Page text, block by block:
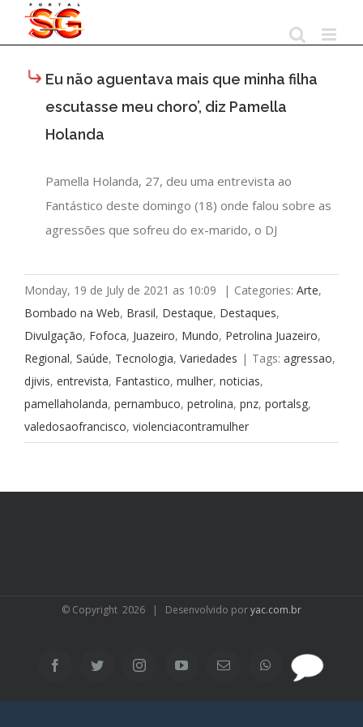
Eu não aguentava mais que minha filha
escutasse meu choro’, diz Pamella
Holanda
Pamella Holanda, 27, deu uma entrevista ao
Fantástico deste domingo (18) onde falou sobre as
agressões que sofreu do ex-marido, o DJ
Monday, 19 de July de 2021 as 10:09 | Categories: Arte,
Bombado na Web, Brasil, Destaque, Destaques,
Divulgação, Fofoca, Juazeiro, Mundo, Petrolina Juazeiro,
Regional, Saúde, Tecnologia, Variedades | Tags: agressao,
djivis, entrevista, Fantastico, mulher, noticias,
pamellaholanda, pernambuco, petrolina, pnz, portalsg,
valedosaofrancisco, violenciacontramulher
© Copyright 2026 | Desenvolvido poryac.com.br
FacebookTwitter InstagramYouTubeEmail WhatsApp
SAC